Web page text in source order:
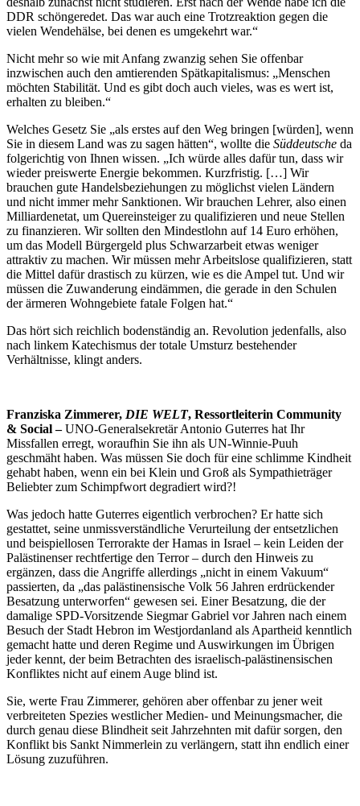
DDR schöngeredet. Das war auch eine Trotzreaktion gegen die
vielen Wendehälse, bei denen es umgekehrt war.“
Nicht mehr so wie mit Anfang zwanzig sehen Sie offenbar
inzwischen auch den amtierenden Spätkapitalismus: „Menschen
möchten Stabilität. Und es gibt doch auch vieles, was es wert ist,
erhalten zu bleiben.“
Welches Gesetz Sie „als erstes auf den Weg bringen [würden], wenn
Sie in diesem Land was zu sagen hätten“, wollte die Süddeutsche da
folgerichtig von Ihnen wissen. „Ich würde alles dafür tun, dass wir
wieder preiswerte Energie bekommen. Kurzfristig. […] Wir
brauchen gute Handelsbeziehungen zu möglichst vielen Ländern
und nicht immer mehr Sanktionen. Wir brauchen Lehrer, also einen
Milliardenetat, um Quereinsteiger zu qualifizieren und neue Stellen
zu finanzieren. Wir sollten den Mindestlohn auf 14 Euro erhöhen,
um das Modell Bürgergeld plus Schwarzarbeit etwas weniger
attraktiv zu machen. Wir müssen mehr Arbeitslose qualifizieren, statt
die Mittel dafür drastisch zu kürzen, wie es die Ampel tut. Und wir
müssen die Zuwanderung eindämmen, die gerade in den Schulen
der ärmeren Wohngebiete fatale Folgen hat.“
Das hört sich reichlich bodenständig an. Revolution jedenfalls, also
nach linkem Katechismus der totale Umsturz bestehender
Verhältnisse, klingt anders.
Franziska Zimmerer, DIE WELT, Ressortleiterin Community
& Social –UNO-Generalsekretär Antonio Guterres hat Ihr
Missfallen erregt, woraufhin Sie ihn als UN-Winnie-Puuh
geschmäht haben. Was müssen Sie doch für eine schlimme Kindheit
gehabt haben, wenn ein bei Klein und Groß als Sympathieträger
Beliebter zum Schimpfwort degradiert wird?!
Was jedoch hatte Guterres eigentlich verbrochen? Er hatte sich
gestattet, seine unmissverständliche Verurteilung der entsetzlichen
und beispiellosen Terrorakte der Hamas in Israel – kein Leiden der
Palästinenser rechtfertige den Terror – durch den Hinweis zu
ergänzen, dass die Angriffe allerdings „nicht in einem Vakuum“
passierten, da „das palästinensische Volk 56 Jahren erdrückender
Besatzung unterworfen“ gewesen sei. Einer Besatzung, die der
damalige SPD-Vorsitzende Siegmar Gabriel vor Jahren nach einem
Besuch der Stadt Hebron im Westjordanland als Apartheid kenntlich
gemacht hatte und deren Regime und Auswirkungen im Übrigen
jeder kennt, der beim Betrachten des israelisch-palästinensischen
Konfliktes nicht auf einem Auge blind ist.
Sie, werte Frau Zimmerer, gehören aber offenbar zu jener weit
verbreiteten Spezies westlicher Medien- und Meinungsmacher, die
durch genau diese Blindheit seit Jahrzehnten mit dafür sorgen, den
Konflikt bis Sankt Nimmerlein zu verlängern, statt ihn endlich einer
Lösung zuzuführen.